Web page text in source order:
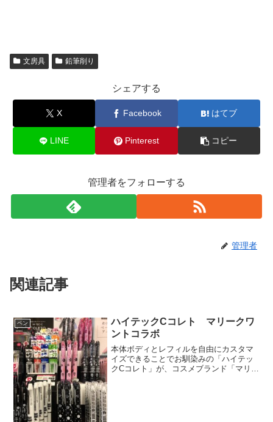
文房具 鉛筆削り
シェアする
X Facebook はてブ
LINE Pinterest コピー
管理者をフォローする
管理者
関連記事
ペン
ハイテックCコレト マリークワ
ントコラボ
本体ボディとレフィルを自由にカスタマ
イズできることでお馴染みの「ハイテッ
クCコレト」が、コスメブランド「マリー